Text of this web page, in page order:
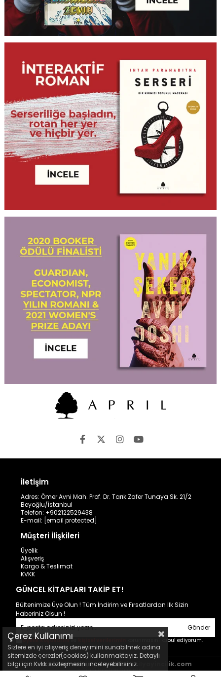
Adres: Ömer Avni Mah. Prof. Dr. Tarık Zafer Tunaya Sk. 21/2
Beyoğlu/İstanbul
[email protected]
Kargo & Teslimat
KVKK
GÜNCEL KİTAPLARI TAKİP ET!
Bültenimize Üye Olun ! Tüm İndirim ve Fırsatlardan İlk Sizin
Haberiniz Olsun !
Üyelik koşullarını
April Yayıncılık Copyright © 2024
- Tüm Hakları Saklıdır.
Çerez Kullanımı
Sizlere en iyi alışveriş deneyimini sunabilmek adına
sitemizde çerezler(cookies) kullanmaktayız. Detaylı
bilgi için Kvkk sözleşmesini inceleyebilirsiniz.